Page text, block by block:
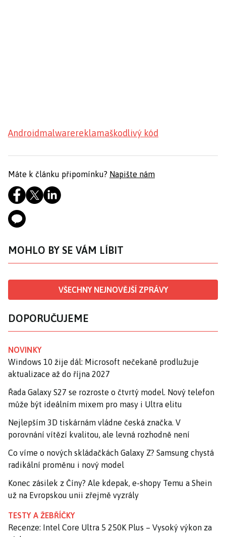
Androidmalwarereklamaškodlivý kód
Máte k článku připomínku? Napište nám
MOHLO BY SE VÁM LÍBIT
VŠECHNY NEJNOVĚJŠÍ ZPRÁVY
DOPORUČUJEME
NOVINKY
Windows 10 žije dál: Microsoft nečekaně prodlužuje
aktualizace až do října 2027
Řada Galaxy S27 se rozroste o čtvrtý model. Nový telefon
může být ideálním mixem pro masy i Ultra elitu
Nejlepším 3D tiskárnám vládne česká značka. V
porovnání vítězí kvalitou, ale levná rozhodně není
Co víme o nových skládačkách Galaxy Z? Samsung chystá
radikální proměnu i nový model
Konec zásilek z Číny? Ale kdepak, e-shopy Temu a Shein
už na Evropskou unii zřejmě vyzrály
TESTY A ŽEBŘÍČKY
Recenze: Intel Core Ultra 5 250K Plus – Vysoký výkon za